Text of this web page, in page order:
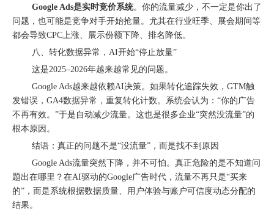
从“机会出海”到“系统出海”｜融创云学院北京系列活动圆满举办
Google Ads是实时竞价系统。你的流量减少，不一定是你出了
问题，也可能是竞争对手开始抢量。尤其在行业旺季、展会期间等
都会导致CPC上涨、展示份额下降、排名降低。
八、转化数据异常，AI开始“停止放量”
这是2025–2026年越来越常见的问题。
Google Ads越来越依赖AI决策。如果转化追踪失效，GTM触
发错误，GA4数据异常，重复转化计数。系统会认为：“你的广告
不再有效。”于是自动减少流量。这也是很多企业“突然没流量”的
根本原因。
结语：真正的问题不是“没流量”，而是找不到原因
Google Ads流量突然下降，并不可怕。真正危险的是不知道问
题出在哪里？在AI驱动的Google广告时代，流量不再只是“买来
的”，而是系统根据数据质量、用户体验与账户可信度动态分配的
结果。